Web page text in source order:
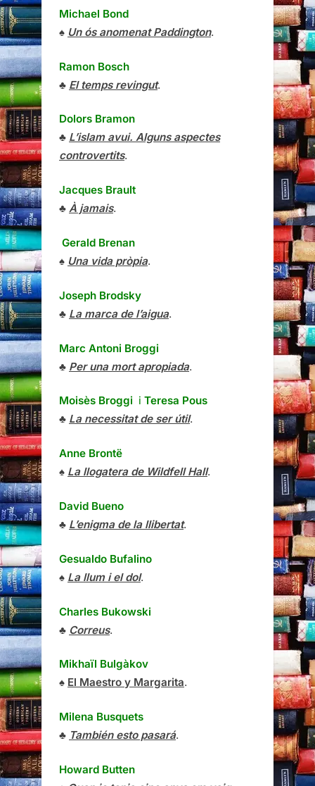
Michael Bond
♠ Un ós anomenat Paddington.
Ramon Bosch
♣ El temps revingut.
Dolors Bramon
♣ L’islam avui. Alguns aspectes
controvertits.
Jacques Brault
♣ À jamais.
Gerald Brenan
♠ Una vida pròpia.
Joseph Brodsky
♣ La marca de l’aigua.
Marc Antoni Broggi
♣ Per una mort apropiada.
Moisès Broggi i Teresa Pous
♣ La necessitat de ser útil.
Anne Brontë
♠ La llogatera de Wildfell Hall.
David Bueno
♣ L’enigma de la llibertat.
Gesualdo Bufalino
♠ La llum i el dol.
Charles Bukowski
♣ Correus.
Mikhaïl Bulgàkov
♠ El Maestro y Margarita.
Milena Busquets
♣ También esto pasará.
Howard Butten